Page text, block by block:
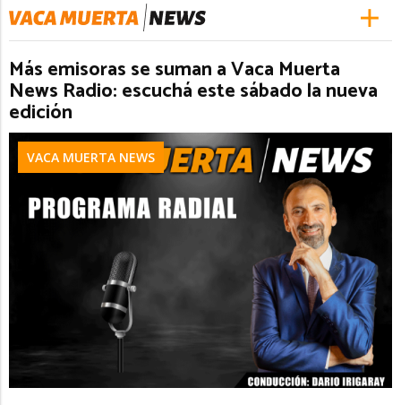
Más emisoras se suman a Vaca Muerta
News Radio: escuchá este sábado la nueva
edición
VACA MUERTA NEWS